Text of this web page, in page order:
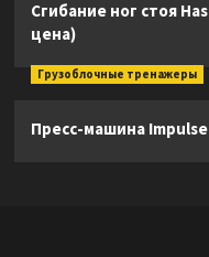
Сгибание ног стоя
цена)
Грузоблочные тренажеры
Пресс-машина